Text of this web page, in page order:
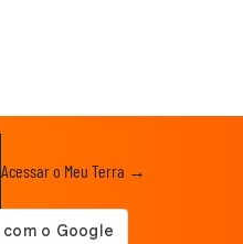
Acessar o Meu Terra →